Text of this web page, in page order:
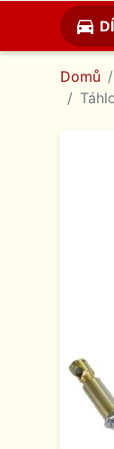
directions_car
Domů